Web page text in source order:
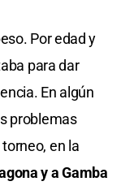
Por edad y
para dar
En algún
problemas
en la
y a Gamba